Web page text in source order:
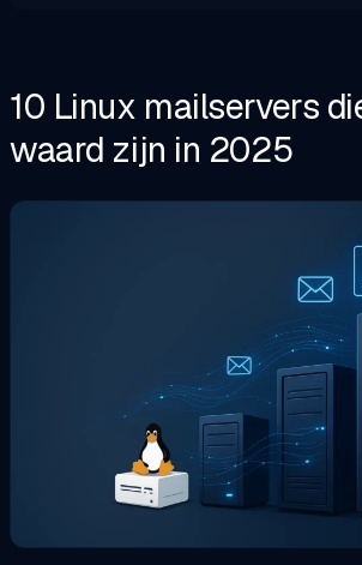
10 Linux mailservers
waard zijn in 2025